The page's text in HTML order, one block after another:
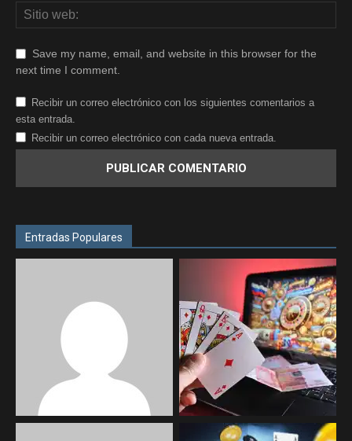
Save my name, email, and website in this browser for the
next time I comment.
Recibir un correo electrónico con los siguientes comentarios a
esta entrada.
Recibir un correo electrónico con cada nueva entrada.
Entradas Populares